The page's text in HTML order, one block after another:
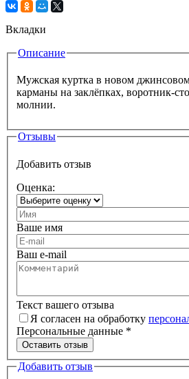
Вкладки
Описание
Мужская куртка в новом
карманы на заклёпках, воротник-
молнии.
Отзывы
Добавить отзыв
Оценка:
Ваше имя
Ваш e-mail
Текст вашего отзыва
Я согласен на обработку
Персональные данные *
Оставить отзыв
Добавить отзыв